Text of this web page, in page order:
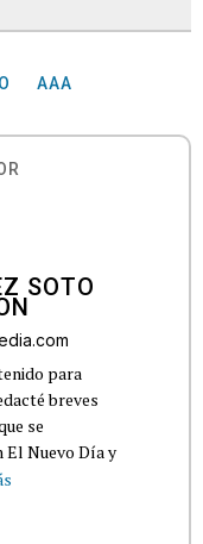
AAA
SOTO
para
breves
se
Nuevo Día y